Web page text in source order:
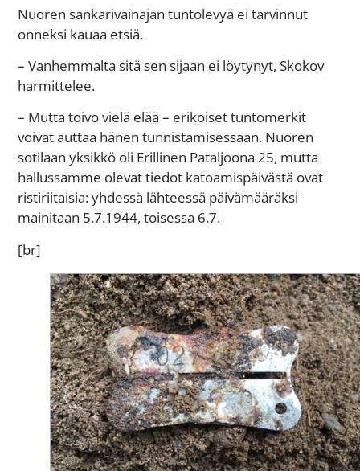
Nuoren sankarivainajan tuntolevyä ei tarvinnut
onneksi kauaa etsiä.
– Vanhemmalta sitä sen sijaan ei löytynyt, Skokov
harmittelee.
– Mutta toivo vielä elää – erikoiset tuntomerkit
voivat auttaa hänen tunnistamisessaan. Nuoren
sotilaan yksikkö oli Erillinen Pataljoona 25, mutta
hallussamme olevat tiedot katoamispäivästä ovat
ristiriitaisia: yhdessä lähteessä päivämääräksi
mainitaan 5.7.1944, toisessa 6.7.
[br]